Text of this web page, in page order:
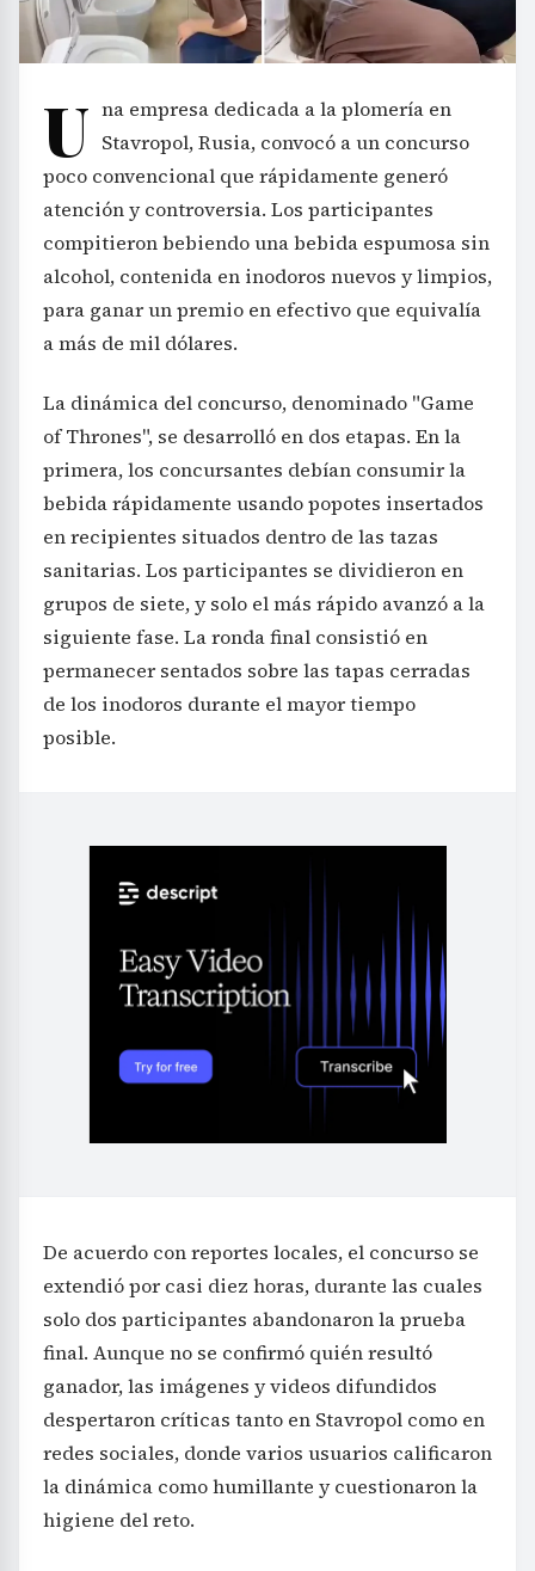
U na empresa dedicada a la plomería en
Stavropol, Rusia, convocó a un concurso
poco convencional que rápidamente generó
atención y controversia. Los participantes
compitieron bebiendo una bebida espumosa sin
alcohol, contenida en inodoros nuevos y limpios,
para ganar un premio en efectivo que equivalía
a más de mil dólares.
La dinámica del concurso, denominado "Game
of Thrones", se desarrolló en dos etapas. En la
primera, los concursantes debían consumir la
bebida rápidamente usando popotes insertados
en recipientes situados dentro de las tazas
sanitarias. Los participantes se dividieron en
grupos de siete, y solo el más rápido avanzó a la
siguiente fase. La ronda final consistió en
permanecer sentados sobre las tapas cerradas
de los inodoros durante el mayor tiempo
posible.
De acuerdo con reportes locales, el concurso se
extendió por casi diez horas, durante las cuales
solo dos participantes abandonaron la prueba
final. Aunque no se confirmó quién resultó
ganador, las imágenes y videos difundidos
despertaron críticas tanto en Stavropol como en
redes sociales, donde varios usuarios calificaron
la dinámica como humillante y cuestionaron la
higiene del reto.